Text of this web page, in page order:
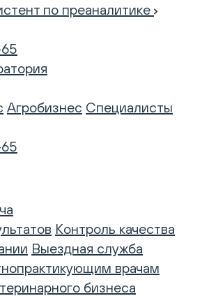
по преаналитике
Агробизнес Специалисты
Контроль качества
Выездная служба
врачам
бизнеса